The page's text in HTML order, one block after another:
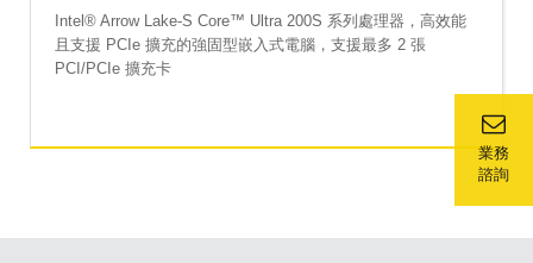
業務
諮詢
Intel® Arrow Lake-S Core™ Ultra 200S 系列處理器，高效能
且支援 PCIe 擴充的強固型嵌入式電腦，支援最多 2 張
PCI/PCIe 擴充卡